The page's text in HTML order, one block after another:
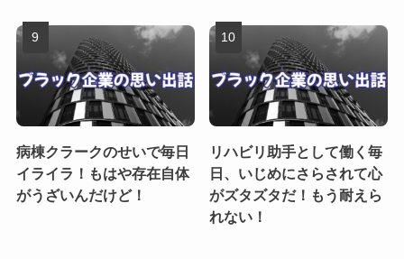
病棟クラークのせいで毎日
イライラ！もはや存在自体
がうざいんだけど！
リハビリ助手として働く毎
日、いじめにさらされて心
がズタズタだ！もう耐えら
れない！